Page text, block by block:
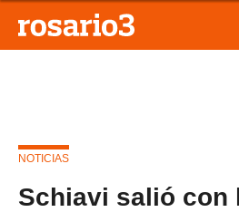
NOTICIAS
Schiavi salió con